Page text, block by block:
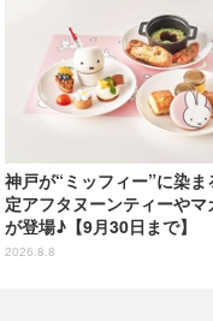
神戸が“ミッフィー”に染ま
定アフタヌーンティーやマ
が登場♪【9月30日まで】
2026.8.8